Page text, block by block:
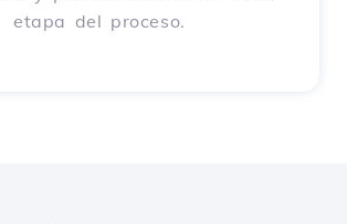
etapa del proceso.